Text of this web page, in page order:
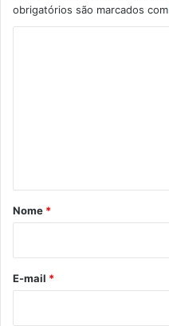
obrigatórios são marcados com
r
*
Nome *
E-mail *